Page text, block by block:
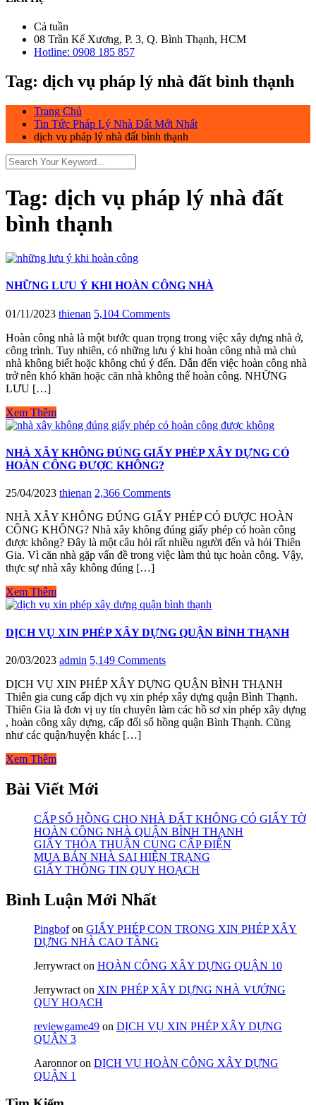
Cả tuần
08 Trần Kế Xương, P. 3, Q. Bình Thạnh, HCM
Hotline: 0908 185 857
Tag: dịch vụ pháp lý nhà đất bình thạnh
Trang Chủ
Tin Tức Pháp Lý Nhà Đất Mới Nhất
dịch vụ pháp lý nhà đất bình thạnh
Tag: dịch vụ pháp lý nhà đất
bình thạnh
NHỮNG LƯU Ý KHI HOÀN CÔNG NHÀ
01/11/2023 thienan 5,104 Comments
Hoàn công nhà là một bước quan trọng trong việc xây dựng nhà ở,
công trình. Tuy nhiên, có những lưu ý khi hoàn công nhà mà chủ
nhà không biết hoặc không chú ý đến. Dẫn đến việc hoàn công nhà
trở nên khó khăn hoặc căn nhà không thể hoàn công. NHỮNG
LƯU […]
Xem Thêm
NHÀ XÂY KHÔNG ĐÚNG GIẤY PHÉP XÂY DỰNG CÓ
HOÀN CÔNG ĐƯỢC KHÔNG?
25/04/2023 thienan 2,366 Comments
NHÀ XÂY KHÔNG ĐÚNG GIẤY PHÉP CÓ ĐƯỢC HOÀN
CÔNG KHÔNG? Nhà xây không đúng giấy phép có hoàn công
được không? Đây là một câu hỏi rất nhiều người đến và hỏi Thiên
Gia. Vì căn nhà gặp vấn đề trong việc làm thủ tục hoàn công. Vậy,
thực sự nhà xây không đúng […]
Xem Thêm
DỊCH VỤ XIN PHÉP XÂY DỰNG QUẬN BÌNH THẠNH
20/03/2023 admin 5,149 Comments
DỊCH VỤ XIN PHÉP XÂY DỰNG QUẬN BÌNH THẠNH
Thiên gia cung cấp dịch vụ xin phép xây dựng quận Bình Thạnh.
Thiên Gia là đơn vị uy tín chuyên làm các hồ sơ xin phép xây dựng
, hoàn công xây dựng, cấp đổi sổ hồng quận Bình Thạnh. Cũng
như các quận/huyện khác […]
Xem Thêm
Bài Viết Mới
CẤP SỔ HỒNG CHO NHÀ ĐẤT KHÔNG CÓ GIẤY TỜ
HOÀN CÔNG NHÀ QUẬN BÌNH THẠNH
GIẤY THỎA THUẬN CUNG CẤP ĐIỆN
MUA BÁN NHÀ SAI HIỆN TRẠNG
GIẤY THÔNG TIN QUY HOẠCH
Bình Luận Mới Nhất
Pingbofon GIẤY PHÉP CON TRONG XIN PHÉP XÂY
DỰNG NHÀ CAO TẦNG
Jerrywracton HOÀN CÔNG XÂY DỰNG QUẬN 10
Jerrywracton XIN PHÉP XÂY DỰNG NHÀ VƯỚNG
QUY HOẠCH
reviewgame49 on DỊCH VỤ XIN PHÉP XÂY DỰNG
QUẬN 3
Aaronnoron DỊCH VỤ HOÀN CÔNG XÂY DỰNG
QUẬN 1